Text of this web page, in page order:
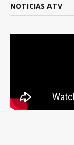
NOTICIAS ATV